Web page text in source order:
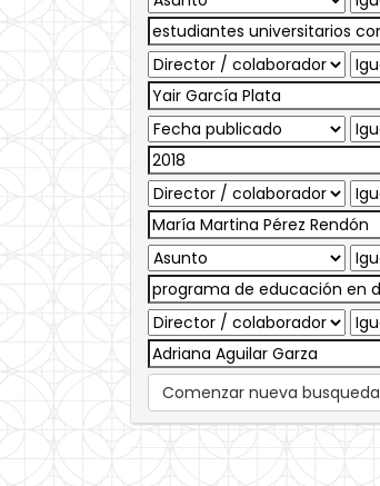
Comenzar nueva busqueda